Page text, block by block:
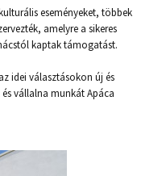
eseményeket, többek
amelyre a sikeres
kaptak támogatást.
idei választásokon új és
vállalna munkát Apáca